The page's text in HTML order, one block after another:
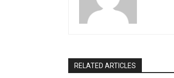
RELATED ARTICLES